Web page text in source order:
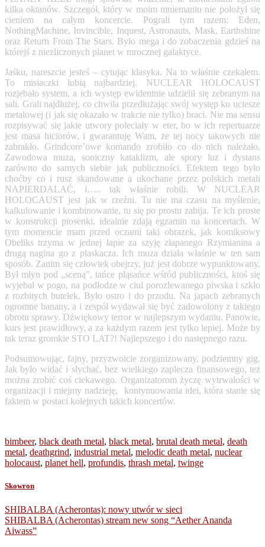
kilka oktanów. Szczegół, który w moim mniemaniu nie położył się
cieniem na całym koncercie. Pograli tym razem: Eden,
NothingMachine, Invincible, Inquest, Astronauts, Mask, Earthshine
oraz Return From The Stars. Było mega i do zobaczenia gdzieś na
którejś z niezliczonych planet w mrocznej galaktyce.
Jaśku, nareszcie jesteś – cytując klasyka. Na to właśnie czekałem.
To misiaczki lubią najbardziej. NUCLEAR HOLOCAUST
rozjebało system, a ich występ ewidentnie udzielił się zebranym na
sali. Grali najdłużej, co chwila przedłużając swój występ ku uciesze
metalowej (i jak się okazało w trakcie nie tylko) braci. Nie ma sensu
rozpisywać się jakie utwory poleciały w eter, bo w ich repertuarze
jest masa hiciorów, i gwarantuję Wam, że tej nocy takowych nie
zabrakło. Grindcore’owe komando zrobiło co do nich należało.
Zawodowa muza, soniczny kataklizm, ale spory luz i dystans
zarówno do samych siebie jak publiczności. Efektem tego było
choćby co i rusz skandowane a ukochane przez polskich metali
NAPIERDALAĆ, i….. tak właśnie robili. W NUCLEAR
HOLOCAUST jest jak w rzeźni. Tu nie ma czasu na myślenie,
kalkulowanie i kombinowanie, tu się po prostu zabija. Te ich proste
w konstrukcji piosenki, idealnie zdają egzamin na koncertach. W
tym momencie mam przed oczami taki obrazek, jak komiksowy
Obeliks trzyma w jednej łapie za szyję złapanego Rzymianina a
drugą nagina go z plaskacza. Ich muza działa właśnie w ten sam
sposób. Zanim się człowiek obejrzy, już jest dobrze wypunktowany.
Był młyn pod „sceną”, tańce pląsańce wśród publiczności, ktoś się
wyjebał w pogo, na podłodze w ciul porozlewanego piwska i szkło
z rozbitych butelek. Było ostro i do przodu. Na japach zebranych
ogromne banany, a i zespół wydawał się być zadowolony z takiego
obrotu sprawy. Dźwiękowy terror w najlepszym wydaniu. Panowie,
kurs jest prawidłowy, a za każdym razem jest tylko lepiej. Może by
tak teraz gromkie STO LAT?! Najlepszego i do następnego razu.
Podsumowując, fajny, przyzwoicie zorganizowany, podziemny gig.
Jak było widać i słychać, bez wielkiego zaplecza finansowego, też
można zrobić coś ciekawego. Organizatorom życzę wytrwałości w
organizacji i miejmy nadzieję, kontynuowania idei, która stanie się
faktem w postaci kolejnych takich koncertów.
bimbeer, black death metal, black metal, brutal death metal, death
metal, deathgrind, industrial metal, melodic death metal, nuclear
holocaust, planet hell, profundis, thrash metal, twinge
Skowron
Post
navigation
SHIBALBA (Acherontas): nowy utwór w sieci
SHIBALBA (Acherontas) stream new song “Aether Ananda
Aiwass”